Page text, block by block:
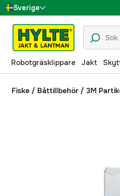
Sverige
Danmark
Suomi
Norge
Deutschland
Robotgräsklippare Jakt
Fiske / Båttillbehör / 3M